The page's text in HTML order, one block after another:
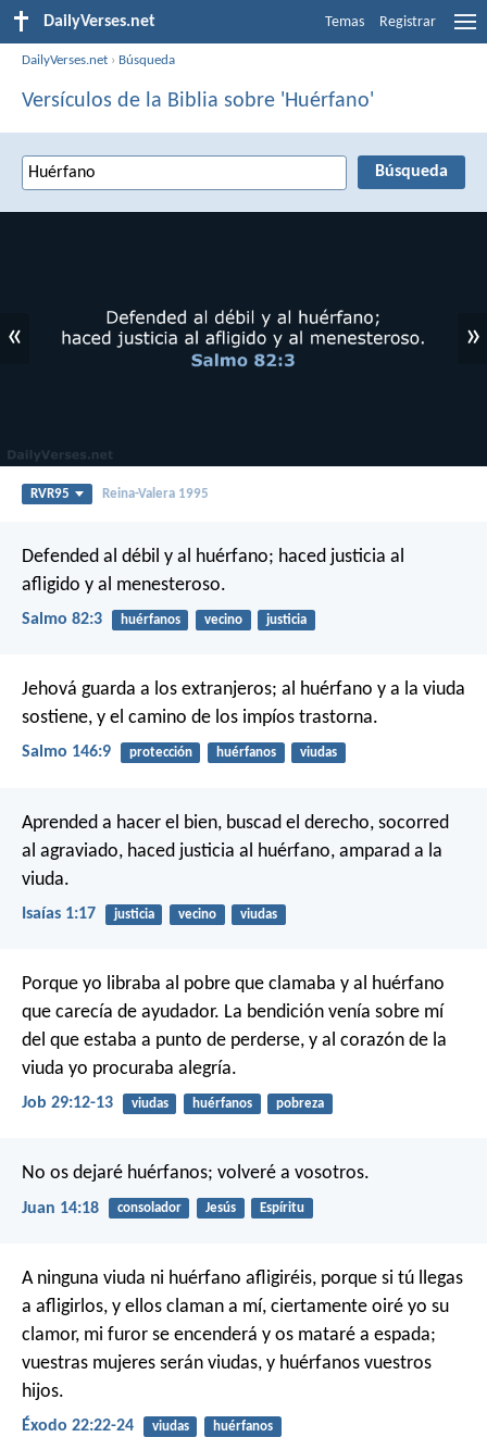
DailyVerses.net Temas Registrar
DailyVerses.net › Búsqueda
Versículos de la Biblia sobre 'Huérfano'
« »
RVR95 Reina-Valera 1995
Defended al débil y al huérfano; haced justicia al
afligido y al menesteroso.
Salmo 82:3 huérfanos vecino justicia
Jehová guarda a los extranjeros; al huérfano y a la viuda
sostiene, y el camino de los impíos trastorna.
Salmo 146:9 protección huérfanos viudas
Aprended a hacer el bien, buscad el derecho, socorred
al agraviado, haced justicia al huérfano, amparad a la
viuda.
Isaías 1:17 justicia vecino viudas
Porque yo libraba al pobre que clamaba y al huérfano
que carecía de ayudador. La bendición venía sobre mí
del que estaba a punto de perderse, y al corazón de la
viuda yo procuraba alegría.
Job 29:12-13 viudas huérfanos pobreza
No os dejaré huérfanos; volveré a vosotros.
Juan 14:18 consolador Jesús Espíritu
A ninguna viuda ni huérfano afligiréis, porque si tú llegas
a afligirlos, y ellos claman a mí, ciertamente oiré yo su
clamor, mi furor se encenderá y os mataré a espada;
vuestras mujeres serán viudas, y huérfanos vuestros
hijos.
Éxodo 22:22-24 viudas huérfanos